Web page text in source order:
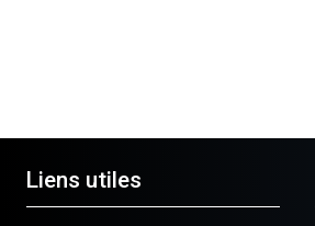
Liens utiles